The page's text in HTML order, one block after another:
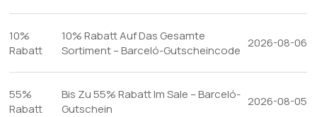
10%
Rabatt
10% Rabatt Auf Das Gesamte
Sortiment – Barceló-Gutscheincode
2026-08-06
55%
Rabatt
Bis Zu 55% Rabatt Im Sale – Barceló-
Gutschein
2026-08-05